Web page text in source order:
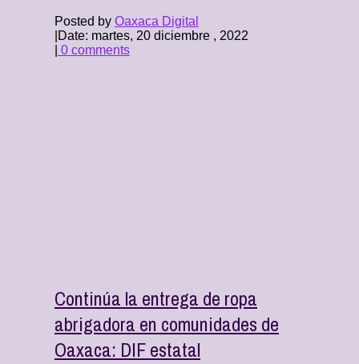
Posted by Oaxaca Digital
Date: martes, 20 diciembre , 2022
0 comments
Continúa la entrega de ropa
abrigadora en comunidades de
Oaxaca: DIF estatal